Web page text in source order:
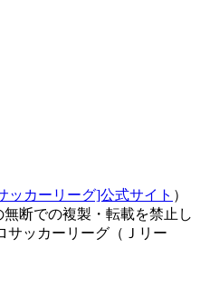
ッカーリーグ]公式サイト ）
断での複製・転載を禁止し
サッカーリーグ（Ｊリー